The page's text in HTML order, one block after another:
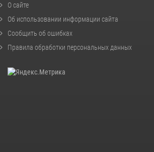
О сайте
Об использовании информации сайта
Сообщить об ошибках
Правила обработки персональных данных